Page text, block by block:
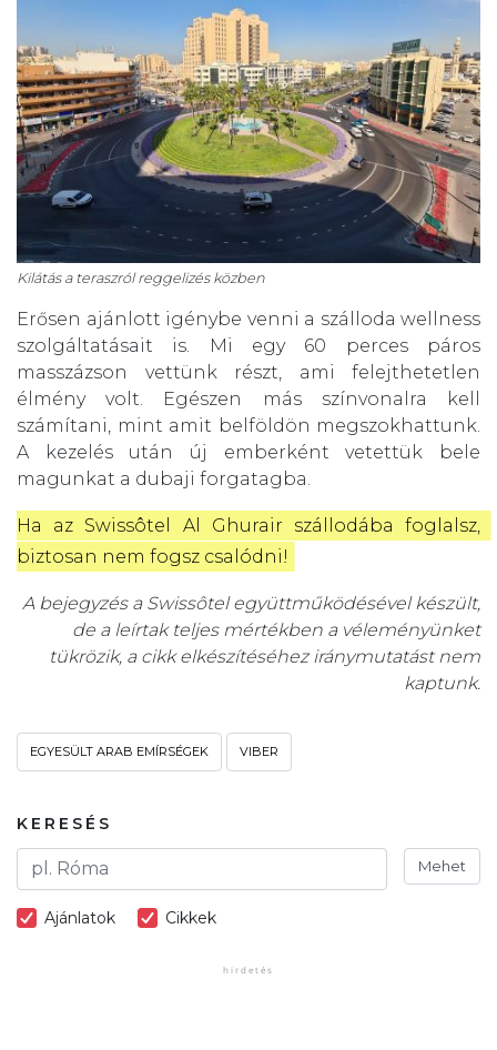
Kilátás a teraszról reggelizés közben
Erősen ajánlott igénybe venni a szálloda wellness
szolgáltatásait is. Mi egy 60 perces páros
masszázson vettünk részt, ami felejthetetlen
élmény volt. Egészen más színvonalra kell
számítani, mint amit belföldön megszokhattunk.
A kezelés után új emberként vetettük bele
magunkat a dubaji forgatagba.
Ha az Swissôtel Al Ghurair szállodába foglalsz,
biztosan nem fogsz csalódni!
A bejegyzés a Swissôtel együttműködésével készült,
de a leírtak teljes mértékben a véleményünket
tükrözik, a cikk elkészítéséhez iránymutatást nem
kaptunk.
EGYESÜLT ARAB EMÍRSÉGEK VIBER
KERESÉS
Mehet
Ajánlatok Cikkek